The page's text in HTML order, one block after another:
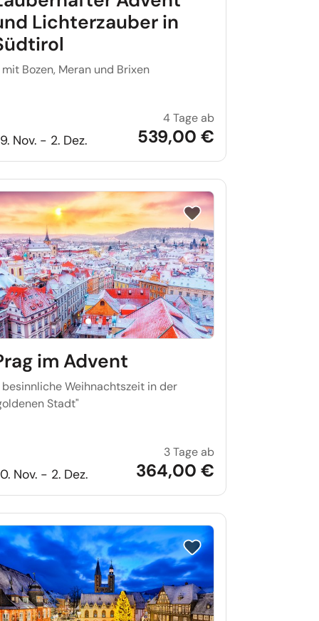
Schlösser der Loire
Lichterzauber in
Bozen, Meran und Brixen
Nov. - 2. Dez.
Zauberhafter
4 Tage ab
539,00 €
setzen
am Kyffhäuser
Reise auf Merkliste setzen
im Advent
besinnliche Weihnachtszeit in der
Stadt"
Nov. - 2. Dez.
Prag im Advent
3 Tage ab
364,00 €
setzen Reise auf Merkliste setzen